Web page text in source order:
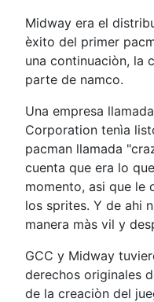
Midway era el
èxito del primer
una continuaciòn, la
parte de namco.
Una empresa
Corporation tenìa
pacman llamada
cuenta que era lo
momento, asi que le
los sprites. Y de ahi
manera màs vil y
GCC y Midway
derechos originales
de la creaciòn del